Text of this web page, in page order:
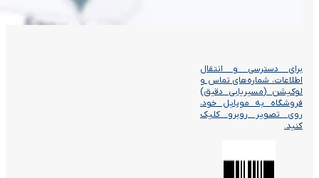
برای دسترسی و انتقال
اطلاعات، شماره‌های تماس و
لوکیشن (مسیریابی دقیق)
فروشگاه به موبایل خود،
روی تصویر روبرو کلیک
کنید.